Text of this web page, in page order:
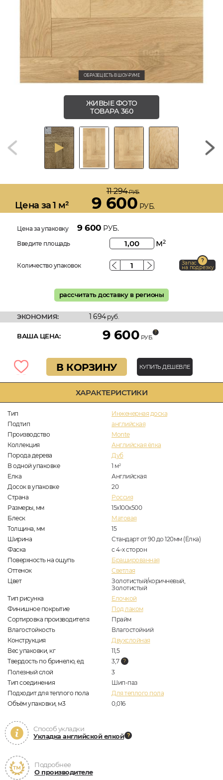
ХАРАКТЕРИСТИКИ
Тип
Инженерная доска
Подтип
английская
Производство
Monte
Коллекция
Английская ёлка
Порода дерева
Дуб
В одной упаковке
1 м2
Елка
Английская
Досок в упаковке
20
Страна
Россия
Размеры, мм
15х100х500
Блеск
Матовая
Толщина, мм
15
Ширина
Стандарт от 90 до 120мм (Ёлка)
Фаска
с 4-х сторон
Поверхность на ощупь
Брашированная
Оттенок
Светлая
Цвет
Золотистый/коричневый,
Золотистый
Тип рисунка
Елочкой
Финишное покрытие
Под лаком
Сортировка производителя
Прайм
Влагостойкость
Влагостойкий
Конструкция
Двухслойная
Вес упаковки, кг
11,5
Твердость по бринелю, ед
3,7
Полезный слой
3
Тип соединения
Шип-паз
Подходит для теплого пола
Для теплого пола
Объём упаковки, м3
0,016
Способ укладки
Укладка английской елкой
Подробнее
О производителе
ОБРАЗЕЦ ЕСТЬ В ШОУ-РУМЕ
ЖИВЫЕ ФОТО
ТОВАРА 360
Цена за 1 м²
11 294РУБ.
9 600 РУБ.
Цена за упаковку 9 600 РУБ.
Введите площадь м2
Количество упаковок Запас
на подрезку
рассчитать доставку в регионы
ЭКОНОМИЯ: 1 694руб.
ВАША ЦЕНА: 9 600 РУБ.
В КОРЗИНУ КУПИТЬ ДЕШЕВЛЕ